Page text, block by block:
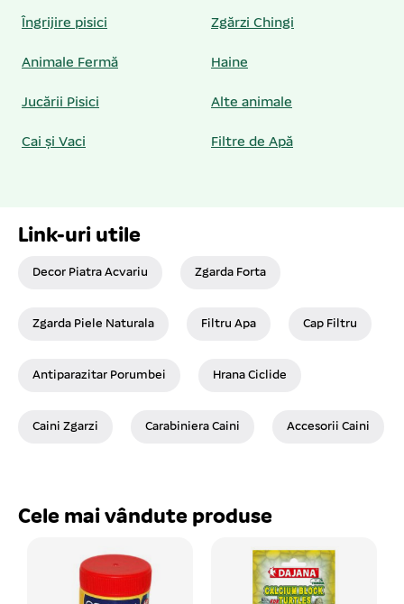
Îngrijire pisici Zgărzi Chingi
Animale Fermă Haine
Jucării Pisici Alte animale
Cai și Vaci Filtre de Apă
Link-uri utile
Decor Piatra Acvariu Zgarda Forta
Zgarda Piele Naturala Filtru Apa Cap Filtru
Antiparazitar Porumbei Hrana Ciclide
Caini Zgarzi Carabiniera Caini Accesorii Caini
Cele mai vândute produse